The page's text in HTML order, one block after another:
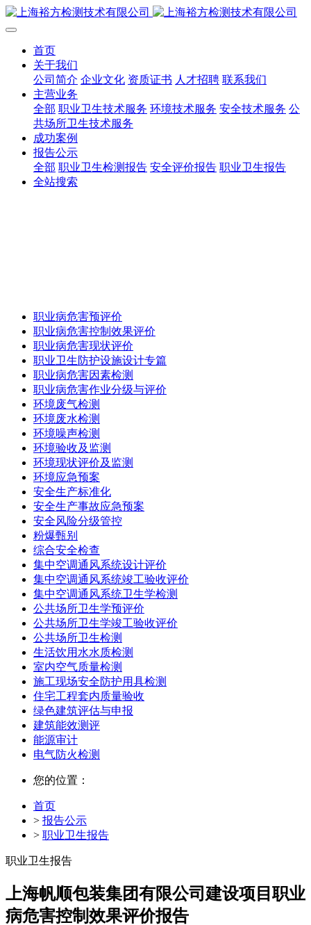
首页
关于我们
公司简介 企业文化 资质证书 人才招聘 联系我们
主营业务
全部 职业卫生技术服务 环境技术服务 安全技术服务 公
共场所卫生技术服务
成功案例
报告公示
全部 职业卫生检测报告 安全评价报告 职业卫生报告
全站搜索
职业病危害预评价
职业病危害控制效果评价
职业病危害现状评价
职业卫生防护设施设计专篇
职业病危害因素检测
职业病危害作业分级与评价
环境废气检测
环境废水检测
环境噪声检测
环境验收及监测
环境现状评价及监测
环境应急预案
安全生产标准化
安全生产事故应急预案
安全风险分级管控
粉爆甄别
综合安全检查
集中空调通风系统设计评价
集中空调通风系统竣工验收评价
集中空调通风系统卫生学检测
公共场所卫生学预评价
公共场所卫生学竣工验收评价
公共场所卫生检测
生活饮用水水质检测
室内空气质量检测
施工现场安全防护用具检测
住宅工程套内质量验收
绿色建筑评估与申报
建筑能效测评
能源审计
电气防火检测
您的位置：
首页
> 报告公示
> 职业卫生报告
职业卫生报告
上海帆顺包装集团有限公司建设项目职业
病危害控制效果评价报告